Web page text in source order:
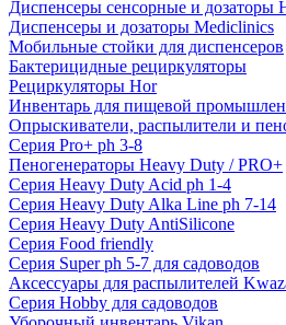
Диспенсеры сенсорные и дозаторы
Диспенсеры и дозаторы Mediclinics
Мобильные стойки для диспенсеров
Бактерицидные рециркуляторы
Рециркуляторы Hor
Инвентарь для пищевой
Опрыскиватели, распылители и
Серия Pro+ ph 3-8
Пеногенераторы Heavy Duty / PRO+
Серия Heavy Duty Acid ph 1-4
Серия Heavy Duty Alka Line ph 7-14
Серия Heavy Duty AntiSilicone
Серия Food friendly
Серия Super ph 5-7 для садоводов
Аксессуары для распылителей
Серия Hobby для садоводов